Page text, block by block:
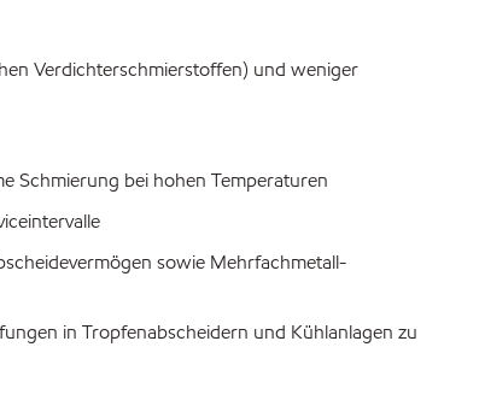
Verdichterschmierstoffen) und weniger
Schmierung bei hohen Temperaturen
sowie Mehrfachmetall-
in Tropfenabscheidern und Kühlanlagen zu